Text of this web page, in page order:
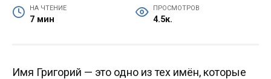
НА ЧТЕНИЕ
7 мин
ПРОСМОТРОВ
4.5к.
Имя Григорий — это одно из тех имён, которые